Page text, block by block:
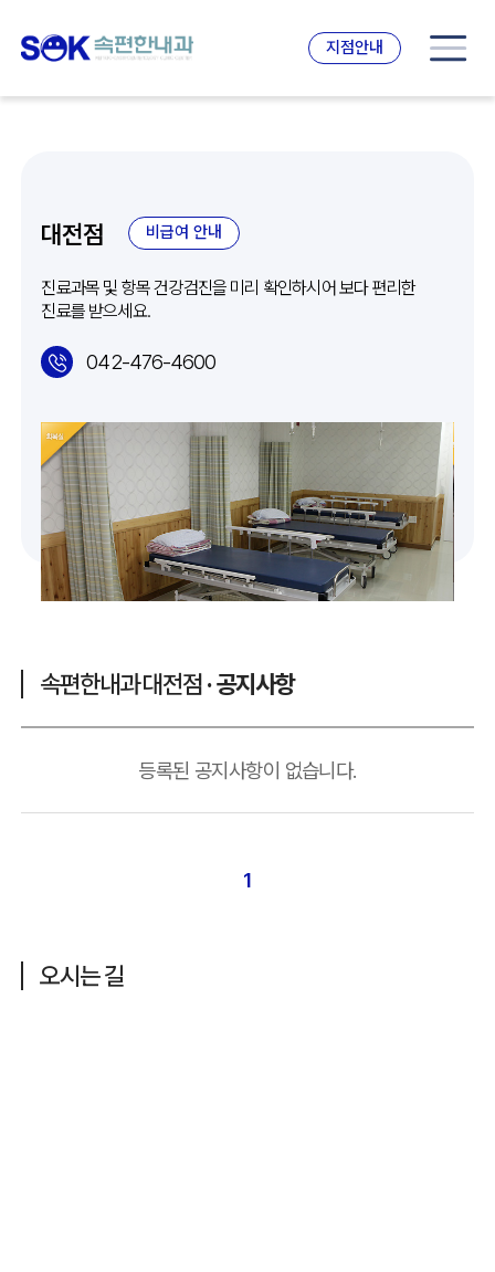
지점안내
대전점 비급여 안내
진료과목 및 항목 건강검진을 미리 확인하시어 보다 편리한
진료를 받으세요.
042-476-4600
속편한내과 대전점 · 공지사항
등록된 공지사항이 없습니다.
1
오시는 길